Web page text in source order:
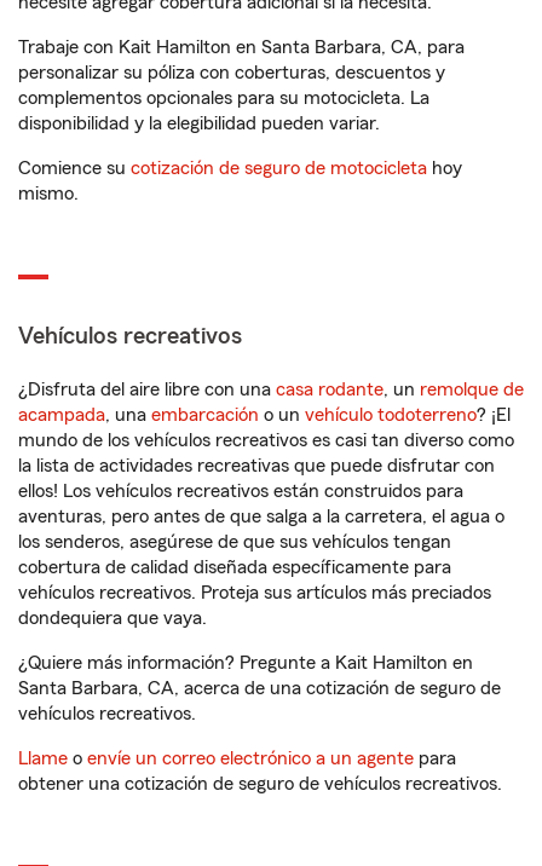
Trabaje con Kait Hamilton en Santa Barbara, CA, para
personalizar su póliza con coberturas, descuentos y
complementos opcionales para su motocicleta. La
disponibilidad y la elegibilidad pueden variar.
Comience su cotización de seguro de motocicleta hoy
mismo.
Vehículos recreativos
¿Disfruta del aire libre con una casa rodante, un remolque de
acampada, una embarcación o un vehículo todoterreno? ¡El
mundo de los vehículos recreativos es casi tan diverso como
la lista de actividades recreativas que puede disfrutar con
ellos! Los vehículos recreativos están construidos para
aventuras, pero antes de que salga a la carretera, el agua o
los senderos, asegúrese de que sus vehículos tengan
cobertura de calidad diseñada específicamente para
vehículos recreativos. Proteja sus artículos más preciados
dondequiera que vaya.
¿Quiere más información? Pregunte a Kait Hamilton en
Santa Barbara, CA, acerca de una cotización de seguro de
vehículos recreativos.
Llame o envíe un correo electrónico a un agente para
obtener una cotización de seguro de vehículos recreativos.